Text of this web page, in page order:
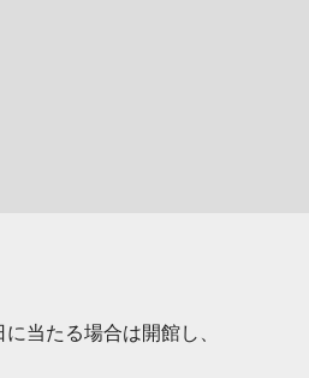
に当たる場合は開館し、